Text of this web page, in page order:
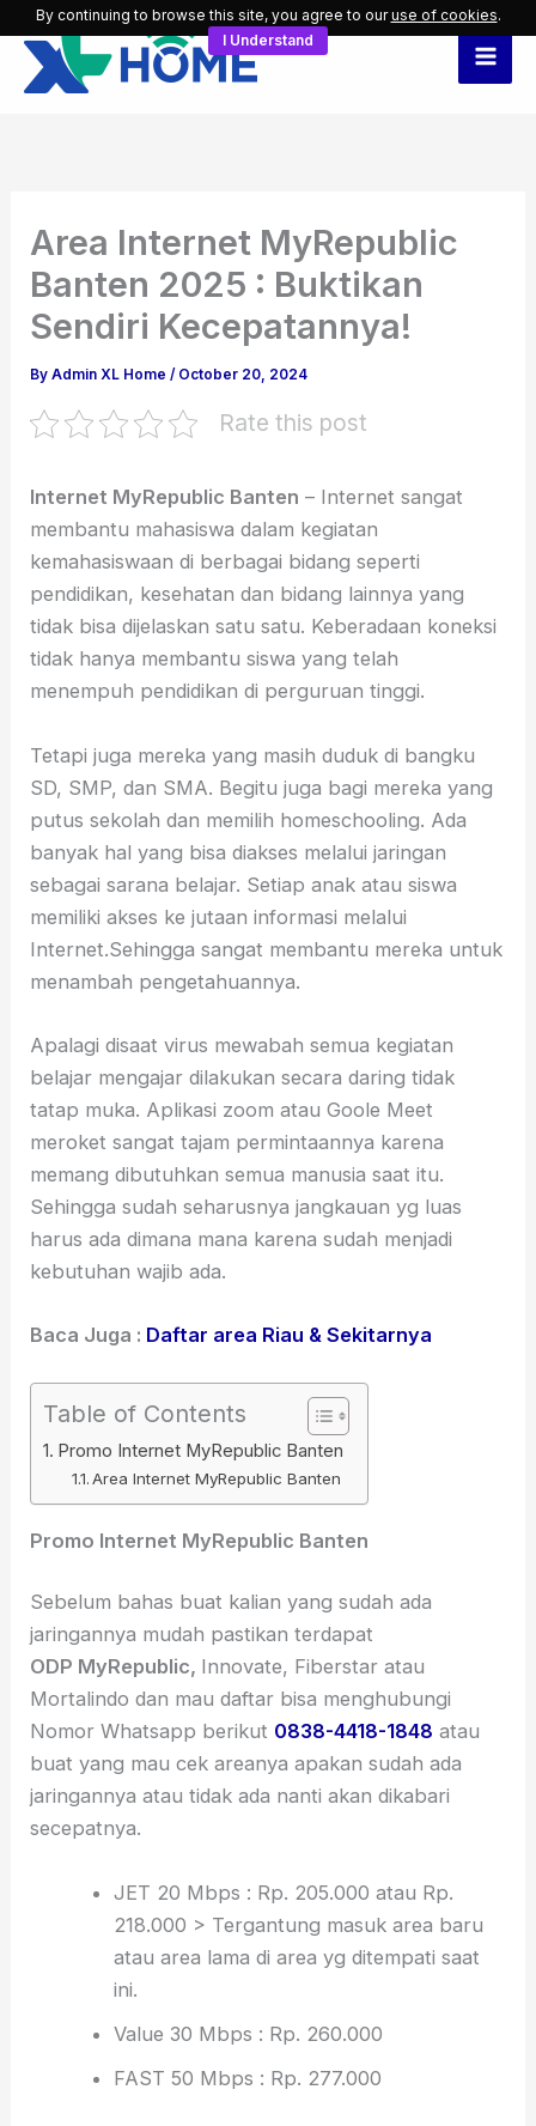
Skip
content
Area Internet MyRepublic
Banten 2025 : Buktikan
Sendiri Kecepatannya!
ByAdmin XL Home/ October 20, 2024
Rate this post
Internet MyRepublic Banten – Internet sangat
membantu mahasiswa dalam kegiatan
kemahasiswaan di berbagai bidang seperti
pendidikan, kesehatan dan bidang lainnya yang
tidak bisa dijelaskan satu satu. Keberadaan koneksi
tidak hanya membantu siswa yang telah
menempuh pendidikan di perguruan tinggi.
Tetapi juga mereka yang masih duduk di bangku
SD, SMP, dan SMA. Begitu juga bagi mereka yang
putus sekolah dan memilih homeschooling. Ada
banyak hal yang bisa diakses melalui jaringan
sebagai sarana belajar. Setiap anak atau siswa
memiliki akses ke jutaan informasi melalui
Internet.Sehingga sangat membantu mereka untuk
menambah pengetahuannya.
Apalagi disaat virus mewabah semua kegiatan
belajar mengajar dilakukan secara daring tidak
tatap muka. Aplikasi zoom atau Goole Meet
meroket sangat tajam permintaannya karena
memang dibutuhkan semua manusia saat itu.
Sehingga sudah seharusnya jangkauan yg luas
harus ada dimana mana karena sudah menjadi
kebutuhan wajib ada.
Baca Juga : Daftar area Riau & Sekitarnya
Table of Contents
Promo Internet MyRepublic Banten
Area Internet MyRepublic Banten
Promo Internet MyRepublic Banten
Sebelum bahas buat kalian yang sudah ada
jaringannya mudah pastikan terdapat
ODP MyRepublic, Innovate, Fiberstar atau
Mortalindo dan mau daftar bisa menghubungi
Nomor Whatsapp berikut 0838-4418-1848 atau
buat yang mau cek areanya apakan sudah ada
jaringannya atau tidak ada nanti akan dikabari
secepatnya.
JET 20 Mbps : Rp. 205.000 atau Rp.
218.000 > Tergantung masuk area baru
atau area lama di area yg ditempati saat
ini.
Value 30 Mbps : Rp. 260.000
FAST 50 Mbps : Rp. 277.000
By continuing to browse this site, you agree to ouruse of cookies.
I Understand